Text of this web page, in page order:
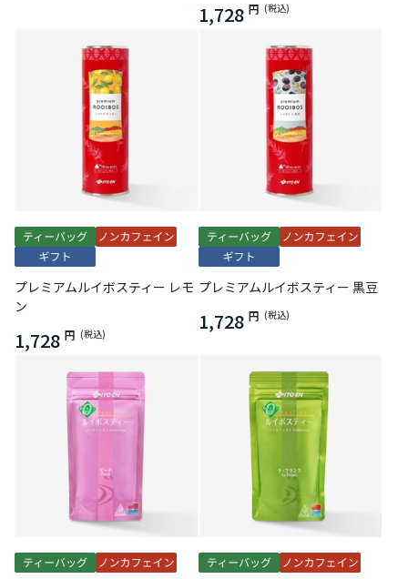
1,728 円 (税込)
プレミアムルイボスティー レモ
ン
1,728 円 (税込)
プレミアムルイボスティー 黒豆
1,728 円 (税込)